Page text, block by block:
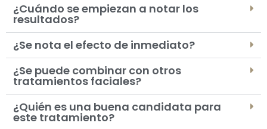
¿Cuándo se empiezan a notar los
resultados?
¿Se nota el efecto de inmediato?
¿Se puede combinar con otros
tratamientos faciales?
¿Quién es una buena candidata para
este tratamiento?